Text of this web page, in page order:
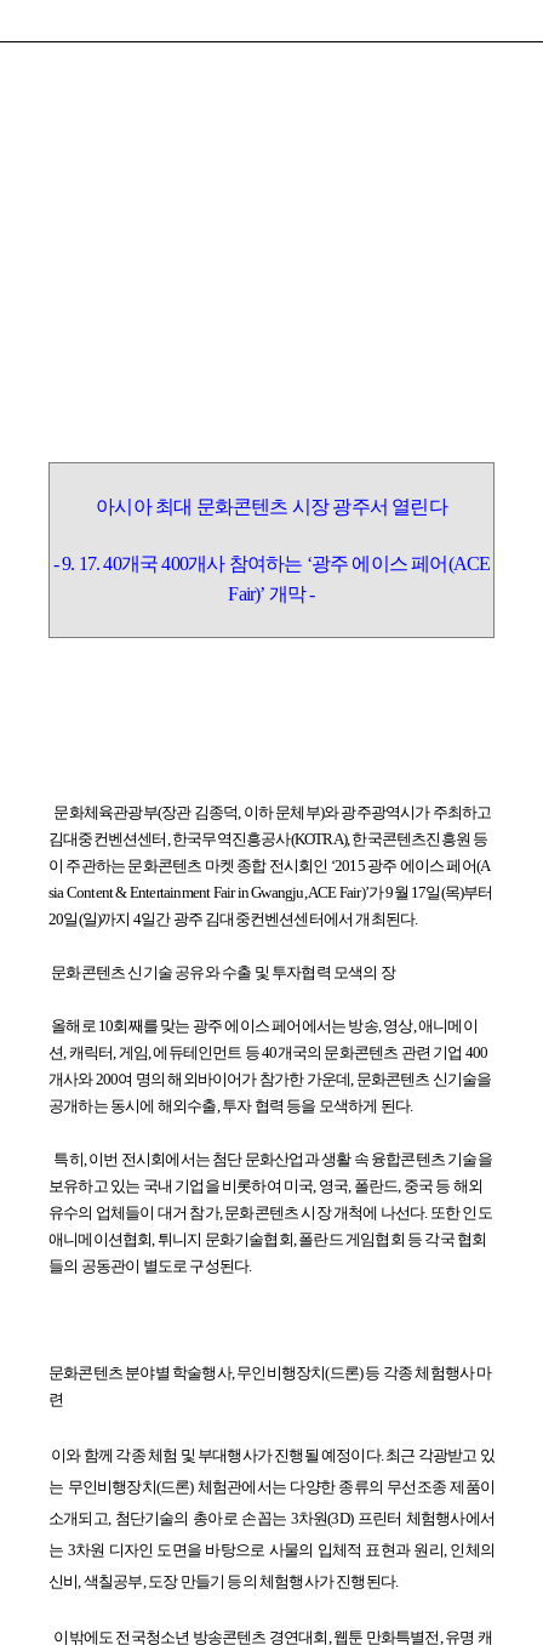
아시아 최대 문화콘텐츠 시장 광주서 열린다
- 9. 17. 40개국 400개사 참여하는 ‘광주 에이스 페어(ACE
Fair)’ 개막 -
문화체육관광부(장관 김종덕, 이하 문체부)와 광주광역시가 주최하고
김대중컨벤션센터, 한국무역진흥공사(KOTRA), 한국콘텐츠진흥원 등
이 주관하는 문화콘텐츠 마켓 종합 전시회인 ‘2015 광주 에이스 페어(A
siaContent & Entertainment Fair in Gwangju, ACE Fair)’가 9월 17일(목)부터
20일(일)까지 4일간 광주 김대중컨벤션센터에서 개최된다.
문화콘텐츠 신기술 공유와 수출 및 투자협력 모색의 장
올해로 10회째를 맞는 광주 에이스 페어에서는 방송, 영상, 애니메이
션,캐릭터, 게임, 에듀테인먼트 등 40개국의 문화콘텐츠 관련 기업 400
개사와 200여 명의 해외바이어가 참가한 가운데, 문화콘텐츠 신기술을
공개하는 동시에 해외수출, 투자 협력 등을 모색하게 된다.
특히, 이번 전시회에서는 첨단 문화산업과 생활 속 융합콘텐츠 기술을
보유하고 있는 국내 기업을 비롯하여 미국, 영국, 폴란드, 중국 등 해외
유수의 업체들이 대거 참가, 문화콘텐츠 시장 개척에 나선다. 또한 인도
애니메이션협회, 튀니지 문화기술협회, 폴란드 게임협회 등 각국 협회
들의 공동관이 별도로 구성된다.
문화콘텐츠 분야별 학술행사, 무인비행장치(드론) 등 각종 체험행사 마
련
이와 함께 각종 체험 및 부대행사가 진행될 예정이다. 최근 각광받고 있
는 무인비행장치(드론) 체험관에서는 다양한 종류의 무선조종 제품이
소개되고, 첨단기술의 총아로 손꼽는 3차원(3D) 프린터 체험행사에서
는 3차원 디자인 도면을 바탕으로 사물의 입체적 표현과 원리, 인체의
신비, 색칠공부,도장 만들기 등의 체험행사가 진행된다.
이밖에도 전국청소년 방송콘텐츠 경연대회, 웹툰 만화특별전, 유명 캐